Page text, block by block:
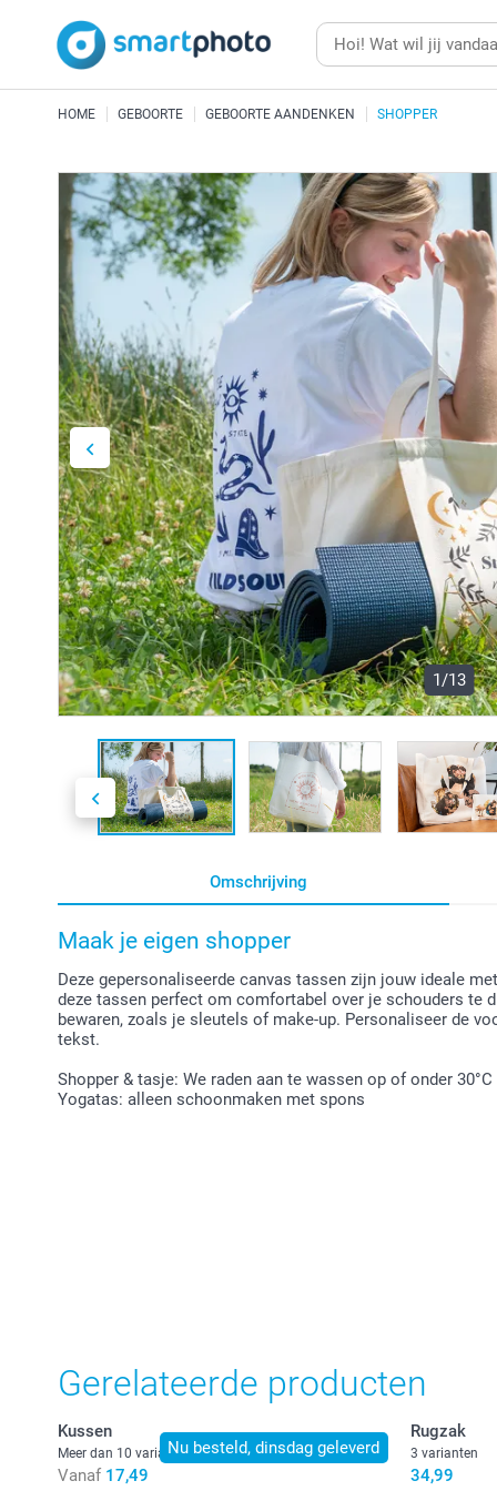
HOME GEBOORTE GEBOORTE AANDENKEN SHOPPER
1/13
Omschrijving
Maak je eigen shopper
Deze gepersonaliseerde canvas tassen zijn jouw ideale
deze tassen perfect om comfortabel over je schouders te
bewaren, zoals je sleutels of make-up. Personaliseer de
tekst.
Shopper & tasje: We raden aan te wassen op of onder 30°C
Yogatas: alleen schoonmaken met spons
Gerelateerde producten
Nu besteld, dinsdag geleverd
Kussen
Meer dan 10 varianten
Vanaf 17,49
Rugzak
3 varianten
34,99